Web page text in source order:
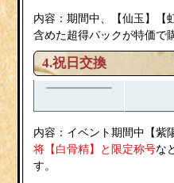
内容：期間中、【仙玉】【
含めた超得パックが特価で
4.祝日交換
内容：イベント期間中【紫
将【白骨精】と限定称号な
す。